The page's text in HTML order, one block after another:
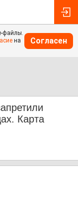
файлы.
на
Согласен
Карта